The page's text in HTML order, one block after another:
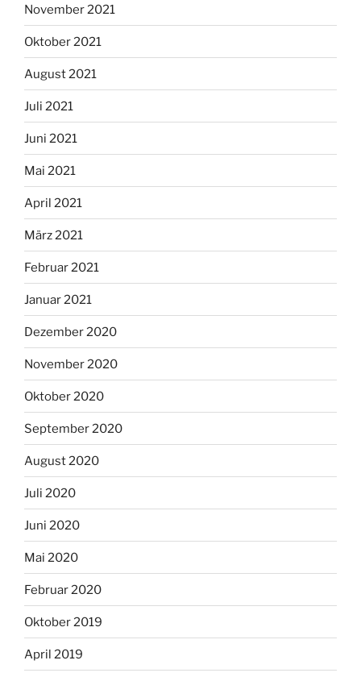
November 2021
Oktober 2021
August 2021
Juli 2021
Juni 2021
Mai 2021
April 2021
März 2021
Februar 2021
Januar 2021
Dezember 2020
November 2020
Oktober 2020
September 2020
August 2020
Juli 2020
Juni 2020
Mai 2020
Februar 2020
Oktober 2019
April 2019